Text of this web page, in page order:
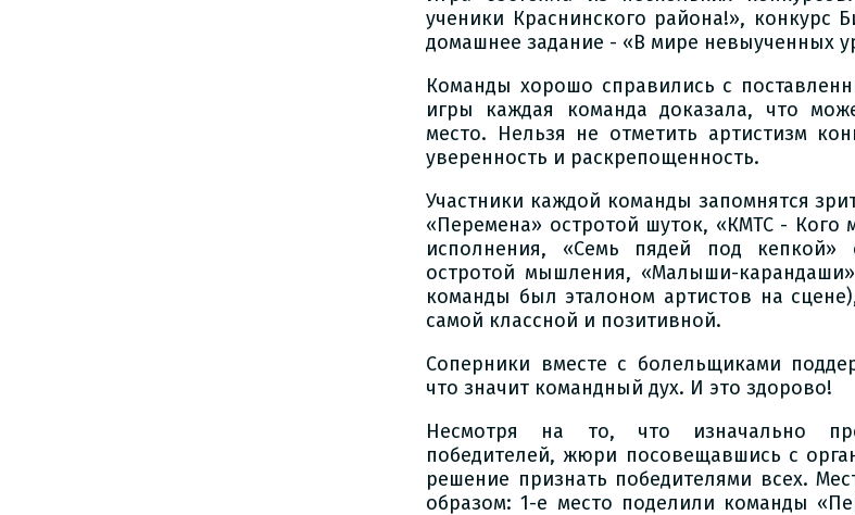
ученики Краснинского района!», конкурс
домашнее задание - «В мире невыученных
Команды хорошо справились с
игры каждая команда доказала, что
место. Нельзя не отметить артистизм
уверенность и раскрепощенность.
Участники каждой команды запомнятся
«Перемена» остротой шуток, «КМТС - Кого
исполнения, «Семь пядей под кепкой»
остротой мышления, «Малыши-
команды был эталоном артистов на
самой классной и позитивной.
Соперники вместе с болельщиками
что значит командный дух. И это здорово!
Несмотря на то, что изначально
победителей, жюри посовещавшись с
решение признать победителями всех.
образом: 1-е место поделили команды